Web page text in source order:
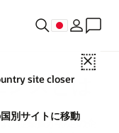
Close
site closer
別サイトに移動
スとは
従業員が特定の企